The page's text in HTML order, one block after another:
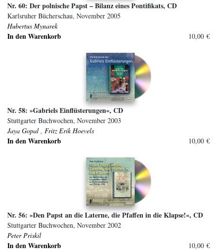
Nr. 60: Der polnische Papst – Bilanz eines Pontifikats, CD
Karlsruher Bücherschau, November 2005
Hubertus Mynarek
In den Warenkorb 10,00 €
Nr. 58: »Gabriels Einflüsterungen«, CD
Stuttgarter Buchwochen, November 2003
Jaya Gopal , Fritz Erik Hoevels
In den Warenkorb 10,00 €
Nr. 56: »Den Papst an die Laterne, die Pfaffen in die Klapse!«, CD
Stuttgarter Buchwochen, November 2002
Peter Priskil
In den Warenkorb 10,00 €